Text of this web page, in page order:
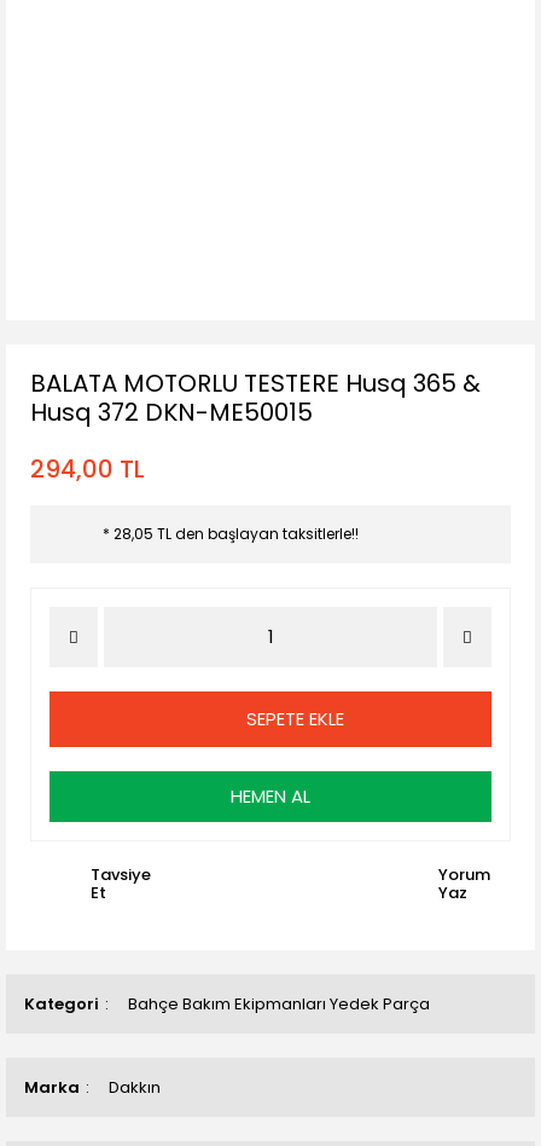
Kategori Bahçe Bakım Ekipmanları Yedek Parça
Marka Dakkın
BALATA MOTORLU TESTERE Husq 365 &
Husq 372 DKN-ME50015
294,00 TL
* 28,05 TL den başlayan taksitlerle!!
SEPETE EKLE
HEMEN AL
Tavsiye
Et
Yorum
Yaz